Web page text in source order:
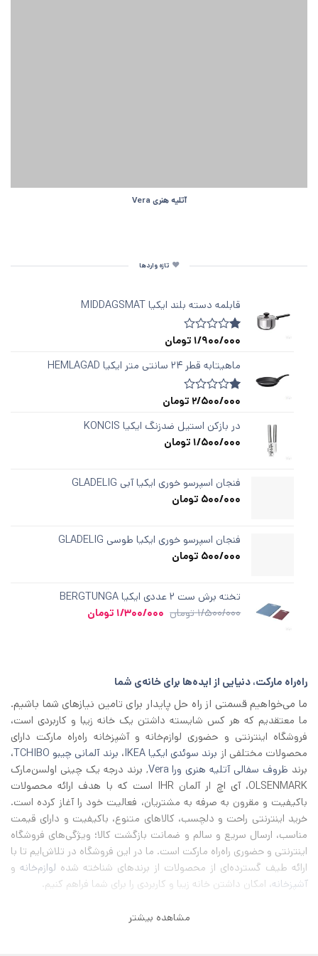
آتلیه هنری Vera
تازه واردها
قابلمه دسته‌ بلند ایکیا MIDDAGSMAT
امتیازدهی
از
در
1
امتیازدهی
1/900/000 تومان
ماهیتابه قطر ۲۴ سانتی متر ایکیا HEMLAGAD
امتیازدهی
از
در
1
2/500/000 تومان
در بازکن استیل ضدزنگ ایکیا KONCIS
1/500/000 تومان
فنجان اسپرسو خوری ایکیا آبی GLADELIG
500/000 تومان
فنجان اسپرسو خوری ایکیا طوسی GLADELIG
500/000 تومان
تخته برش ست ۲ عددی ایکیا BERGTUNGA
1/500/000 تومان قیمت
1/300/000 تومان
راه‌راه مارکت، دنیایی از ایده‌ها برای خانه‌ی شما
ما می‌خواهیم قسمتی از راه حل پایدار برای تامین نیازهای شما باشیم.
ما معتقدیم که هر کس شایسته داشتن یک خانه زیبا و کاربردی است،
فروشگاه اینترنتی و حضوری لوازم‌خانه و آشپزخانه راه‌راه مارکت دارای
محصولات مختلفی از برند سوئدی ایکیا IKEA ، برند آلمانی چیبو TCHIBO
،
برند ظروف سفالی آتلیه هنری ورا Vera
, برند درجه یک چینی اولسن‌مارک
OLSENMARK، آی اچ‌ ار آلمان IHR است که با هدف ارائه محصولات
باکیفیت و مقرون به صرفه به مشتریان، فعالیت خود را آغاز کرده است.
خرید اینترنتی راحت و دلچسب، کالاهای متنوع، باکیفیت و دارای قیمت
مناسب، ارسال سریع و سالم و ضمانت بازگشت کالا؛ ویژگی‌های فروشگاه
اینترنتی و حضوری راه‌راه مارکت است. ما در این فروشگاه در تلاش‌ایم تا با
ارائه طیف گسترده‌ای از محصولات از برند‌های شناخته شده لوازم‌خانه و
آشپزخانه، امکان داشتن خانه زیبا و کاربردی را برای شما فراهم کنیم.
مشاهده بیشتر